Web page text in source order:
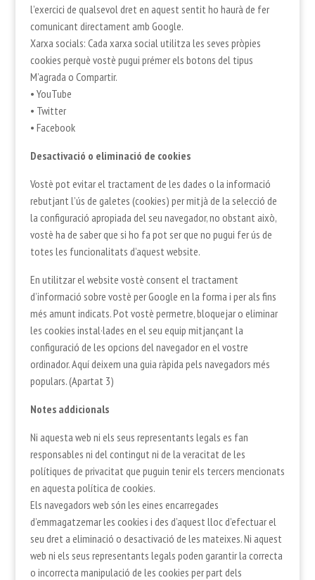
l’exercici de qualsevol dret en aquest sentit ho haurà de fer
comunicant directament amb Google.
Xarxa socials: Cada xarxa social utilitza les seves pròpies
cookies perquè vostè pugui prémer els botons del tipus
M’agrada o Compartir.
• YouTube
• Twitter
• Facebook
Desactivació o eliminació de cookies
Vostè pot evitar el tractament de les dades o la informació
rebutjant l’ús de galetes (cookies) per mitjà de la selecció de
la configuració apropiada del seu navegador, no obstant això,
vostè ha de saber que si ho fa pot ser que no pugui fer ús de
totes les funcionalitats d’aquest website.
En utilitzar el website vostè consent el tractament
d’informació sobre vostè per Google en la forma i per als fins
més amunt indicats. Pot vostè permetre, bloquejar o eliminar
les cookies instal·lades en el seu equip mitjançant la
configuració de les opcions del navegador en el vostre
ordinador. Aquí deixem una guia ràpida pels navegadors més
populars. (Apartat 3)
Notes addicionals
Ni aquesta web ni els seus representants legals es fan
responsables ni del contingut ni de la veracitat de les
polítiques de privacitat que puguin tenir els tercers mencionats
en aquesta política de cookies.
Els navegadors web són les eines encarregades
d’emmagatzemar les cookies i des d’aquest lloc d’efectuar el
seu dret a eliminació o desactivació de les mateixes. Ni aquest
web ni els seus representants legals poden garantir la correcta
o incorrecta manipulació de les cookies per part dels